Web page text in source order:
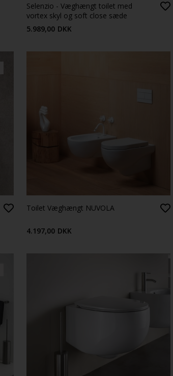
Selenzio - Væghængt toilet med
vortex skyl og soft close sæde
5.989,00 DKK
Toilet Væghængt NUVOLA
4.197,00 DKK